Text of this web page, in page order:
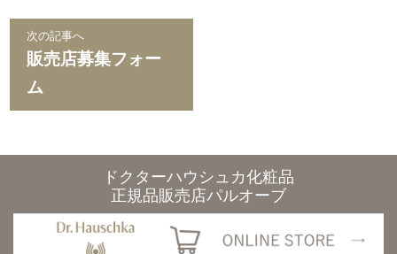
次の記事へ
販売店募集フォー
ム
ドクターハウシュカ化粧品
正規品販売店パルオーブ